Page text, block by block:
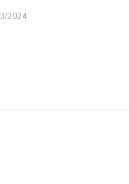
2024